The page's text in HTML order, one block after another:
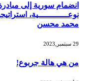
انضمام سورية إلى مبادرة
نوعــــــــــــية،
محمد محسن
29 سبتمبر,2023
من هي هالة جربوع!